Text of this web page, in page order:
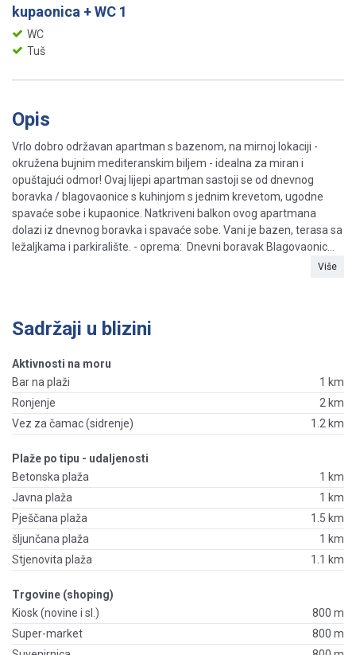
kupaonica + WC 1
WC
Tuš
Opis
Vrlo dobro održavan apartman s bazenom, na mirnoj lokaciji -
okružena bujnim mediteranskim biljem - idealna za miran i
opuštajući odmor! Ovaj lijepi apartman sastoji se od dnevnog
boravka / blagovaonice s kuhinjom s jednim krevetom, ugodne
spavaće sobe i kupaonice. Natkriveni balkon ovog apartmana
dolazi iz dnevnog boravka i spavaće sobe. Vani je bazen, terasa sa
ležaljkama i parkiralište. - oprema: Dnevni boravak Blagovaonic...
Više
Sadržaji u blizini
Aktivnosti na moru
Bar na plaži
1 km
Ronjenje
2 km
Vez za čamac (sidrenje)
1.2 km
Plaže po tipu - udaljenosti
Betonska plaža
1 km
Javna plaža
1 km
Pješčana plaža
1.5 km
šljunčana plaža
1 km
Stjenovita plaža
1.1 km
Trgovine (shoping)
Kiosk (novine i sl.)
800 m
Super-market
800 m